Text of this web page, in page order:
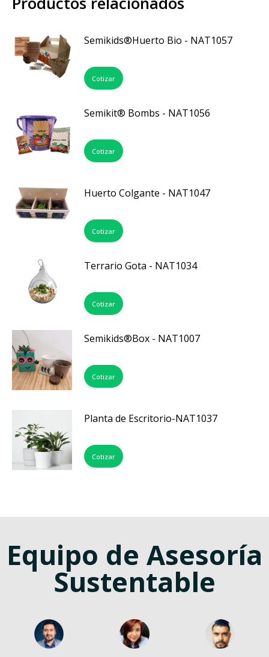
Semikids®Huerto Bio - NAT1057
Cotizar
Semikit® Bombs - NAT1056
Cotizar
Huerto Colgante - NAT1047
Cotizar
Terrario Gota - NAT1034
Cotizar
Semikids®Box - NAT1007
Cotizar
Planta de Escritorio-NAT1037
Cotizar
Equipo de Asesoría
Sustentable